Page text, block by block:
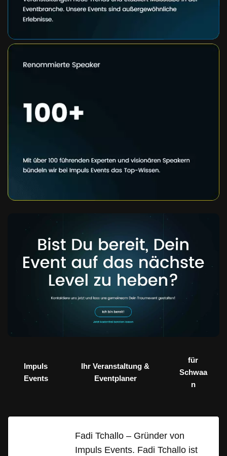
Impuls
Events
Ihr Veranstaltung &
Eventplaner
für
Schwaa
n
Fadi Tchallo – Gründer von
Impuls Events. Fadi Tchallo ist